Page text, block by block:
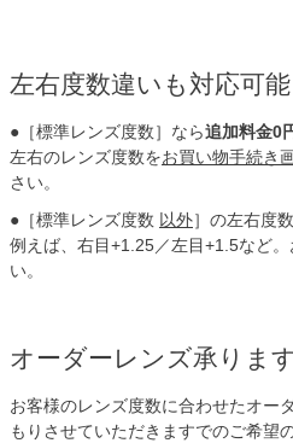
左右度数違いも対応可能
●［標準レンズ度数］なら追加料金0
左右のレンズ度数をお買い物手続き
さい。
●［標準レンズ度数 以外］の左右度
例えば、右目+1.25／左目+1.5など。
い。
オーダーレンズ承りま
お客様のレンズ度数に合わせたオー
もりさせていただきますでのご希望